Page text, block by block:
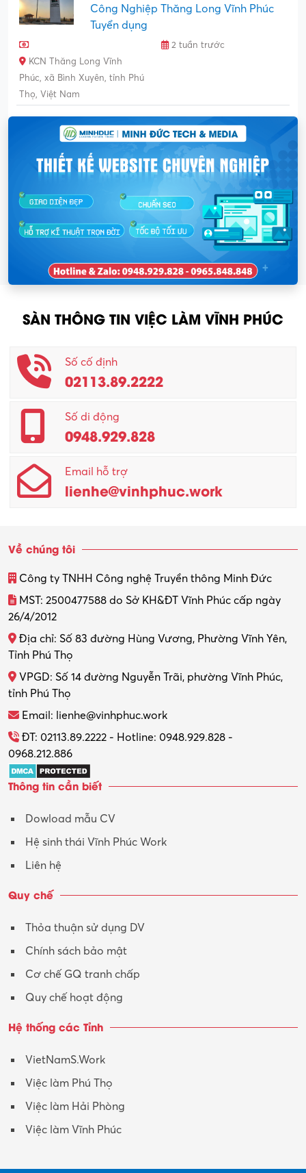
Công Nghiệp Thăng Long Vĩnh Phúc
Tuyển dụng
2 tuần trước
KCN Thăng Long Vĩnh
Phúc, xã Bình Xuyên, tỉnh Phú
Thọ, Việt Nam
SÀN THÔNG TIN VIỆC LÀM VĨNH PHÚC
Số cố định
02113.89.2222
Số di động
0948.929.828
Email hỗ trợ
lienhe@vinhphuc.work
Về chúng tôi
Công ty TNHH Công nghệ Truyền thông Minh Đức
MST: 2500477588 do Sở KH&ĐT Vĩnh Phúc cấp ngày
26/4/2012
Địa chỉ: Số 83 đường Hùng Vương, Phường Vĩnh Yên,
Tỉnh Phú Thọ
VPGD: Số 14 đường Nguyễn Trãi, phường Vĩnh Phúc,
tỉnh Phú Thọ
Email: lienhe@vinhphuc.work
ĐT: 02113.89.2222 - Hotline: 0948.929.828 -
0968.212.886
Thông tin cần biết
Dowload mẫu CV
Hệ sinh thái Vĩnh Phúc Work
Liên hệ
Quy chế
Thỏa thuận sử dụng DV
Chính sách bảo mật
Cơ chế GQ tranh chấp
Quy chế hoạt động
Hệ thống các Tỉnh
VietNamS.Work
Việc làm Phú Thọ
Việc làm Hải Phòng
Việc làm Vĩnh Phúc